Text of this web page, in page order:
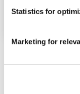
Statistics for
Marketing for
auf den
während der